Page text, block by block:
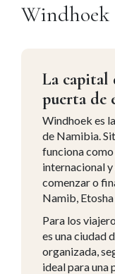
Windhoek
La capital
puerta de
Windhoek es
de Namibia.
funciona
internacional
comenzar o
Namib,
Para los
es una ciudad
organizada,
ideal para una